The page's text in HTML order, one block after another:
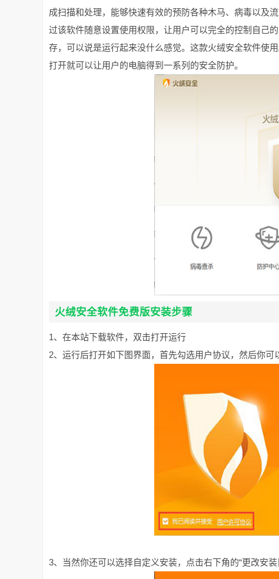
成扫描和处理，能够快速有效的预防各种木马、病毒以及
过该软件随意设置使用权限，让用户可以完全的控制自己
存，可以说是运行起来没什么感觉。这款火绒安全软件使
打开就可以让用户的电脑得到一系列的安全防护。
火绒安全软件免费版安装步骤
1、在本站下载软件，双击打开运行
2、运行后打开如下图界面，首先勾选用户协议，然后你
3、当然你还可以选择自定义安装，点击右下角的“更改安装